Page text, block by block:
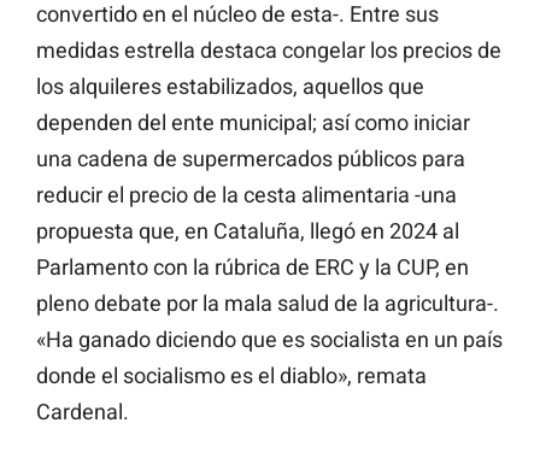
convertido en el núcleo de esta-. Entre sus
medidas estrella destaca congelar los precios de
los alquileres estabilizados, aquellos que
dependen del ente municipal; así como iniciar
una cadena de supermercados públicos para
reducir el precio de la cesta alimentaria -una
propuesta que, en Cataluña, llegó en 2024 al
Parlamento con la rúbrica de ERC y la CUP, en
pleno debate por la mala salud de la agricultura-.
«Ha ganado diciendo que es socialista en un país
donde el socialismo es el diablo», remata
Cardenal.